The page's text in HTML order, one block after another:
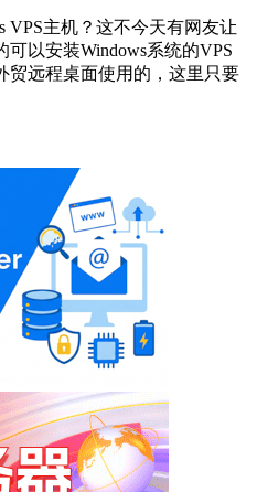
VPS主机？这不今天有网友让
以安装Windows系统的VPS
贸远程桌面使用的，这里只要